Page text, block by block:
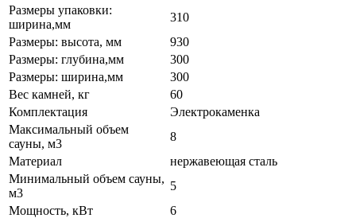
Размеры упаковки:
ширина,мм
310
Размеры: высота, мм
930
Размеры: глубина,мм
300
Размеры: ширина,мм
300
Вес камней, кг
60
Комплектация
Электрокаменка
Максимальный объем
сауны, м3
8
Материал
нержавеющая сталь
Минимальный объем сауны,
м3
5
Мощность, кВт
6